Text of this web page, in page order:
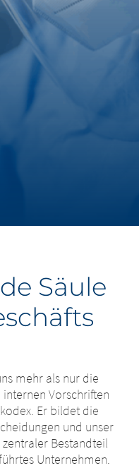
Säule
mehr als nur die
Vorschriften
Er bildet die
und unser
Bestandteil
Unternehmen.